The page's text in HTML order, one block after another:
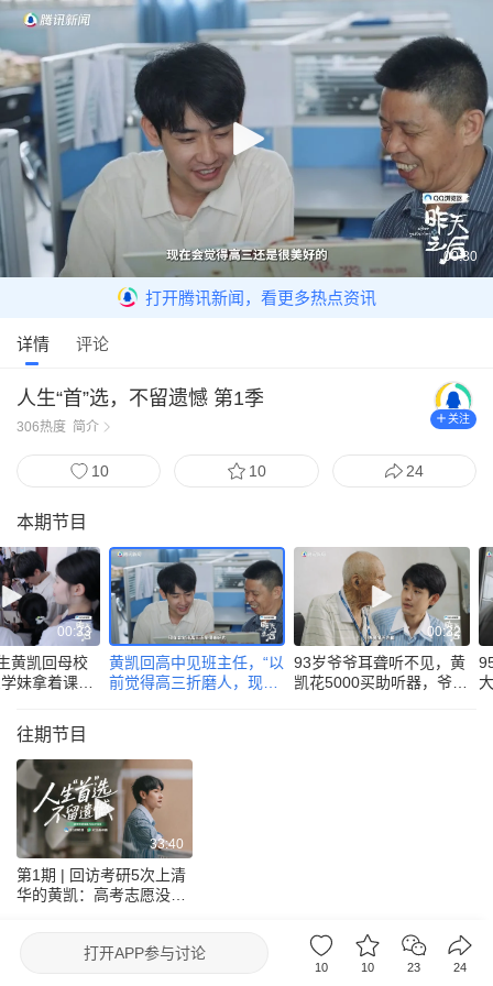
00:30
打开腾讯新闻，看更多热点资讯
详情 评论
人生“首”选，不留遗憾 第1季
306热度 简介
关注
10 10 24
本期节目
00:33
黄凯回母校
妹拿着课本
黄凯回高中见班主任，“以
前觉得高三折磨人，现在
00:32
93岁爷爷耳聋听不见，黄
凯花5000买助听器，爷爷
往期节目
33:40
第1期 | 回访考研5次上清
华的黄凯：高考志愿没报
去眼界频道看更多
腾讯新闻出品节目
打开APP参与讨论
10 10 23 24